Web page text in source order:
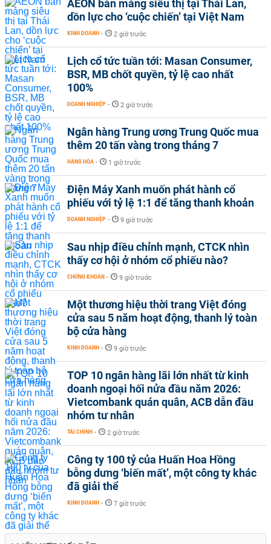
AEON bán mảng siêu thị tại Thái Lan,
dồn lực cho ‘cuộc chiến’ tại Việt Nam
KINH DOANH - 2 giờ trước
Lịch cổ tức tuần tới: Masan Consumer,
BSR, MB chốt quyền, tỷ lệ cao nhất
100%
DOANH NGHIỆP - 2 giờ trước
Ngân hàng Trung ương Trung Quốc mua
thêm 20 tấn vàng trong tháng 7
HÀNG HÓA - 1 giờ trước
Điện Máy Xanh muốn phát hành cổ
phiếu với tỷ lệ 1:1 để tăng thanh khoản
DOANH NGHIỆP - 9 giờ trước
Sau nhịp điều chỉnh mạnh, CTCK nhìn
thấy cơ hội ở nhóm cổ phiếu nào?
CHỨNG KHOÁN - 9 giờ trước
Một thương hiệu thời trang Việt đóng
cửa sau 5 năm hoạt động, thanh lý toàn
bộ cửa hàng
KINH DOANH - 9 giờ trước
TOP 10 ngân hàng lãi lớn nhất từ kinh
doanh ngoại hối nửa đầu năm 2026:
Vietcombank quán quân, ACB dẫn đầu
nhóm tư nhân
TÀI CHÍNH - 2 giờ trước
Công ty 100 tỷ của Huấn Hoa Hồng
bỗng dưng ‘biến mất’, một công ty khác
đã giải thể
KINH DOANH - 7 giờ trước